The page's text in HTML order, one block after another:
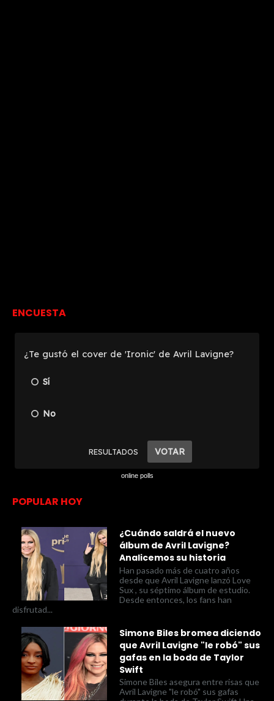
ENCUESTA
online polls
POPULAR HOY
¿Cuándo saldrá el nuevo
álbum de Avril Lavigne?
Analicemos su historia
Han pasado más de cuatro años
desde que Avril Lavigne lanzó Love
Sux , su séptimo álbum de estudio.
Desde entonces, los fans han
disfrutad...
Simone Biles bromea diciendo
que Avril Lavigne "le robó" sus
gafas en la boda de Taylor
Swift
Simone Biles asegura entre risas que
Avril Lavigne "le robó" sus gafas